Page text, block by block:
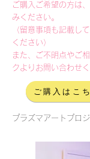
ご購入ご希望の方は
みください。
（留意事項も記載し
ください）
また、ご不明点やご
クよりお問い合わせく
プラズマアートプロ
ご購入はこ